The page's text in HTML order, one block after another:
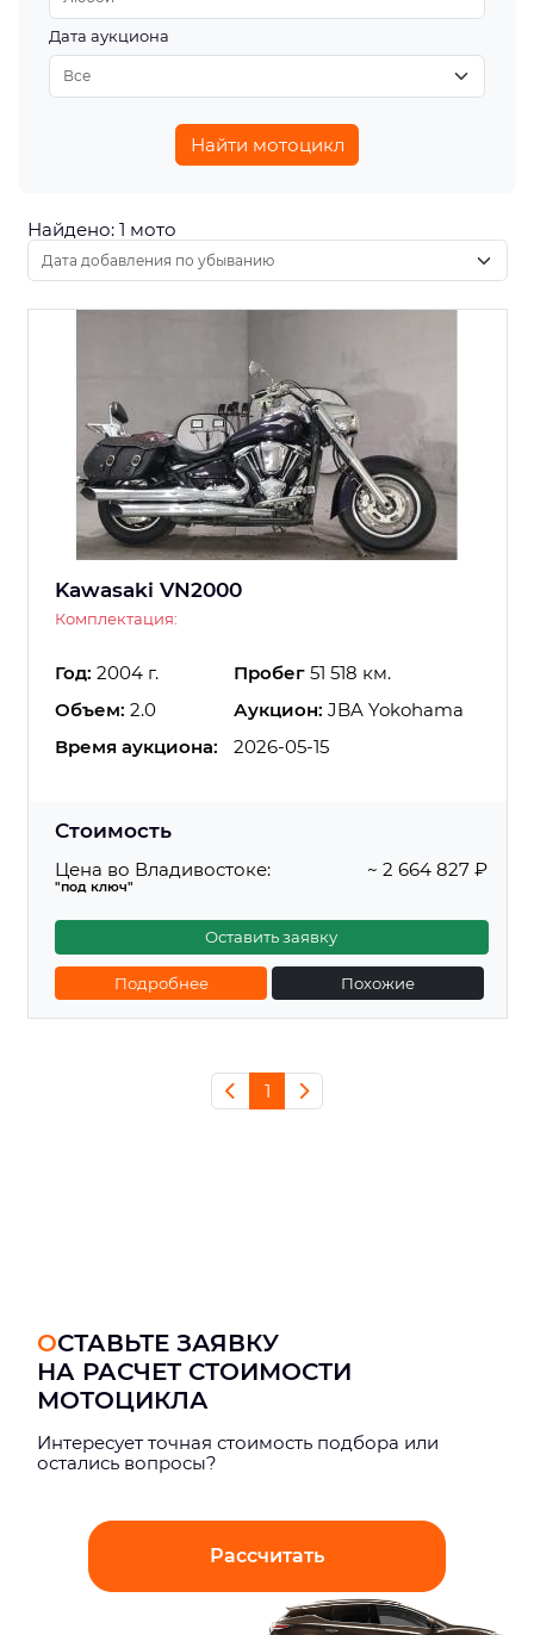
Дата аукциона
Найти мотоцикл
Найдено: 1 мото
Kawasaki VN2000
Комплектация:
Год: 2004 г. Пробег 51 518 км.
Объем: 2.0 Аукцион: JBA Yokohama
Время аукциона:
2026-05-15
Стоимость
Цена во Владивостоке:
"под ключ"
~ 2 664 827 ₽
Оставить заявку
Подробнее Похожие
1
ОСТАВЬТЕ ЗАЯВКУ
НА РАСЧЕТ СТОИМОСТИ
МОТОЦИКЛА
Интерeсует точная стоимость подбора или
остались вопросы?
Рассчитать